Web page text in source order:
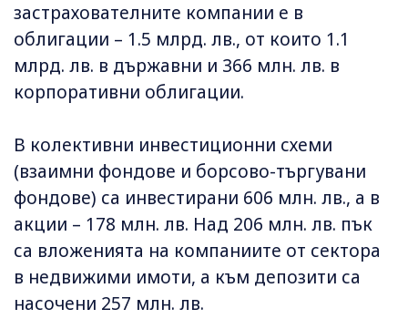
застрахователните компании е в
облигации – 1.5 млрд. лв., от които 1.1
млрд. лв. в държавни и 366 млн. лв. в
корпоративни облигации.
В колективни инвестиционни схеми
(взаимни фондове и борсово-търгувани
фондове) са инвестирани 606 млн. лв., а в
акции – 178 млн. лв. Над 206 млн. лв. пък
са вложенията на компаниите от сектора
в недвижими имоти, а към депозити са
насочени 257 млн. лв.